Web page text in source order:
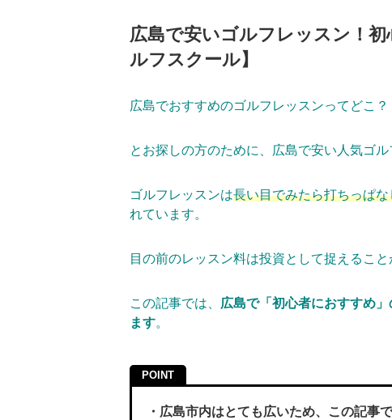
広島で安いゴルフレッスン！
ルフスクール】
広島でおすすめのゴルフレッスンってどこ？
とお探しの方のために、広島で安い人気ゴル
ゴルフレッスンは長い目でみたら打ちっぱ
れています。
目の前のレッスン料は投資として捉えること
この記事では、 広島で「初心者におすすめ
ます。
POINT
・広島市内はとても広いため、この記事